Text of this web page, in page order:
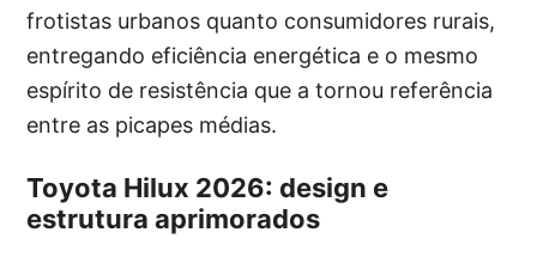
frotistas urbanos quanto consumidores rurais,
entregando eficiência energética e o mesmo
espírito de resistência que a tornou referência
entre as picapes médias.
Toyota Hilux 2026: design e
estrutura aprimorados